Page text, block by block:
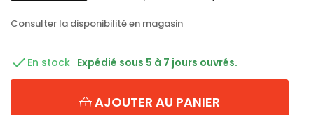
Consulter la disponibilité en magasin
 En stock Expédié sous 5 à 7 jours ouvrés.
AJOUTER AU PANIER